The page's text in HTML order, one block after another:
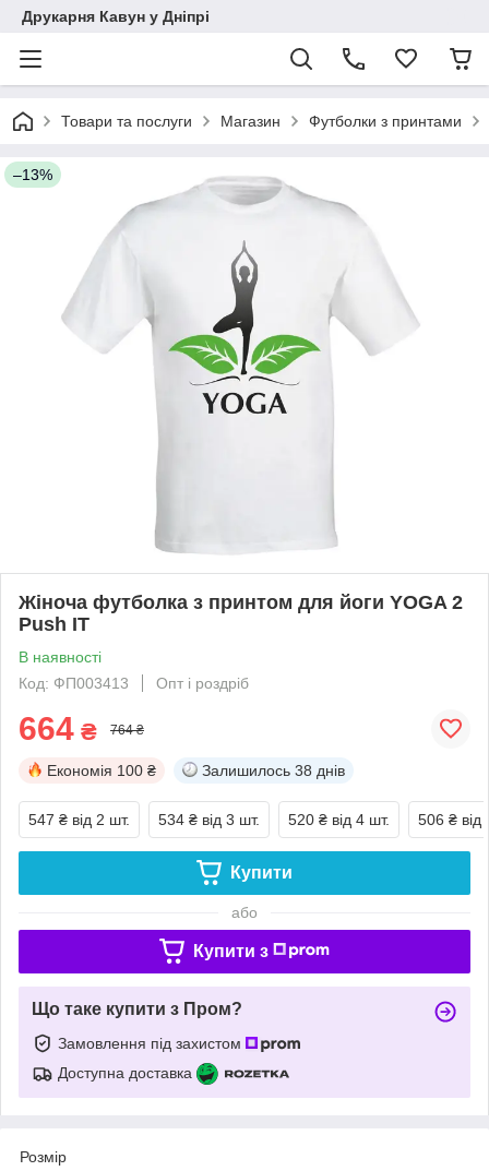
Друкарня Кавун у Дніпрі
Товари та послуги Магазин Футболки з принтами
–13%
Жіноча футболка з принтом для йоги YOGA 2
Push IT
В наявності
Код: ФП003413
Опт і роздріб
664 ₴ 764 ₴
Економія 100 ₴ Залишилось 38 днів
547 ₴ від 2 шт. 534 ₴ від 3 шт. 520 ₴ від 4 шт. 506 ₴ від
Купити
або
Купити з
Що таке купити з Пром?
Замовлення під захистом
Доступна доставка
Розмір